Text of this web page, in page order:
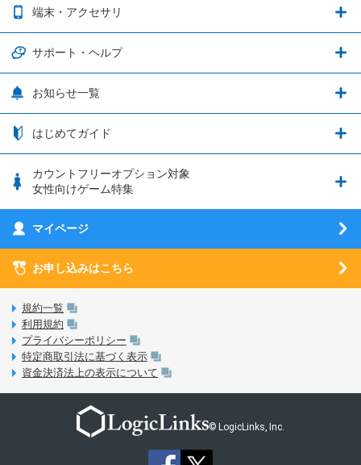
データ通信容量繰り越し
通信エリアと通信速度状況
つながる端末保証
フィルタリングアプリ
5G回線オプションについて
LINE年齢認証について
LinksStoreについて
ウマ娘 プリティーダービー
プリンセスコネクト！Re:Dive
釣り★スタ
ウマスクについて
3種類のSIMタイプ
日割り計算
お得なキャンペーン実施中！
OPPO端末購入キャンペーン第5弾
端末・アクセサリ
端末・アクセサリ
iPhone利用について
動作確認済み端末一覧
サポート・ヘルプ
サポート・ヘルプ
nanoSIM･microSIM･通常SIMの初期設定方法
eSIMの初期設定方法
MVNOのギモンを解消！
3Dセキュアについて
未成年者の方のご契約
通信制限について
動作確認済み端末一覧
お知らせ一覧
お知らせ一覧
はじめてガイド
はじめてガイド
SIMサービスについて
SIMロック解除ガイド
LinksMateのサービスについて
LPについて
おすすめプラン
お申し込み方法
カウントフリーオプション対象
女性向けゲーム特集
刀剣乱舞-ONLINE- Pocket
あんさんぶるスターズ！！Music
マイページ
お申し込みはこちら
規約一覧
利用規約
プライバシーポリシー
特定商取引法に基づく表示
資金決済法上の表示について
© LogicLinks, Inc.